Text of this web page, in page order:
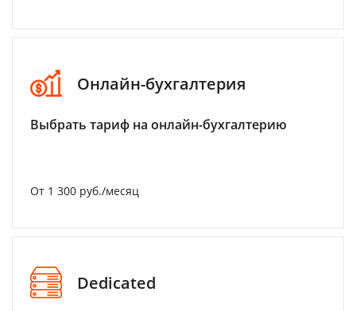
Онлайн-бухгалтерия
Выбрать тариф на онлайн-бухгалтерию
От 1 300 руб./месяц
Dedicated